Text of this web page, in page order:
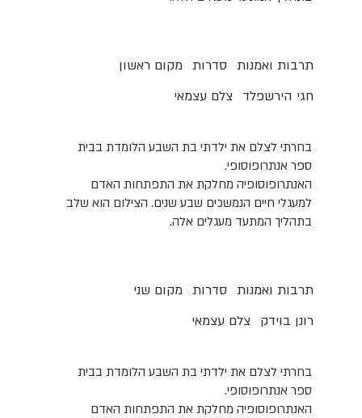
מקום ראשון סדרות תרבות ואמנות
צלם עצמאי
חגי הירשפלד
בחרתי לצלם את ילדתי בת השבע הלומדת בבית
ספר אנתרופוסופי.
האנתרופוסופיה מחלקת את התפתחות האדם
למעגלי חיים הנמשכים שבע שנים. הצילום הוא שלב
בתהליך המתעד מעגלים אלה.
מקום שני סדרות תרבות ואמנות
צלם עצמאי
רונן בוידק
בחרתי לצלם את ילדתי בת השבע הלומדת בבית
ספר אנתרופוסופי.
האנתרופוסופיה מחלקת את התפתחות האדם